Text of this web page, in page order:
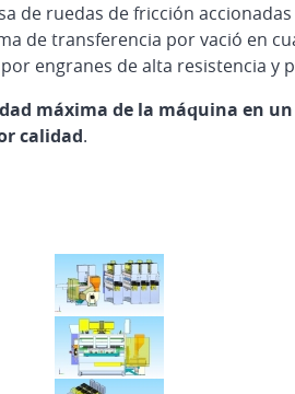
de ruedas de fricción
de transferencia por vació en
engranes de alta resistencia y
máxima de la máquina en
calidad.